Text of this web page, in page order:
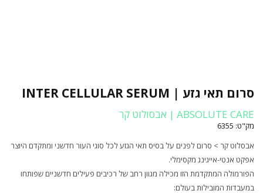
סרום תאי גזע | INTER CELLULAR SERUM
ABSOLUTE CARE | אבסולוט קר
מק"ט: 6355
אבסלוט קר > סרום לפנים על בסיס תאי הגזע לכל סוגי העור חדשני ומתקדם היוצר
אפקט אנטי-אייגינג מקסימלי.
הפורמולה המתקדמת הזו מכילה מגוון רחב של רכיבים פעילים חדשניים שפותחו
במעבדות המובילות בעולם: